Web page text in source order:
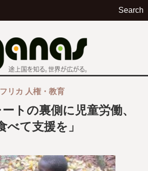
Search
リカ 人権・教育
トの裏側に児童労働、
べて支援を」